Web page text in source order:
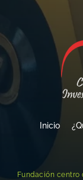
Inicio
Fundación